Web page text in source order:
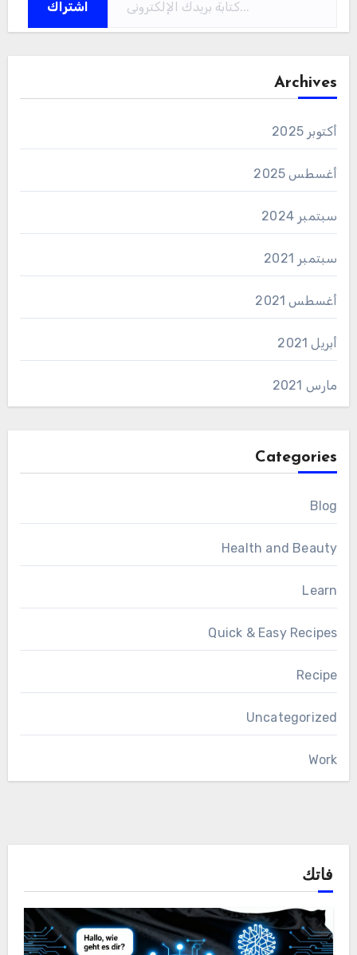
اشتراك
Archives
أكتوبر 2025
أغسطس 2025
سبتمبر 2024
سبتمبر 2021
أغسطس 2021
أبريل 2021
مارس 2021
Categories
Blog
Health and Beauty
Learn
Quick & Easy Recipes
Recipe
Uncategorized
Work
فاتك